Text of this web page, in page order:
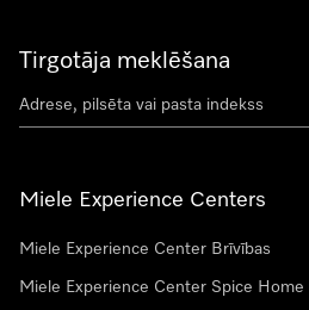
Tirgotāja meklēšana
Miele Experience Centers
Miele Experience Center Brīvības
Miele Experience Center Spice Home